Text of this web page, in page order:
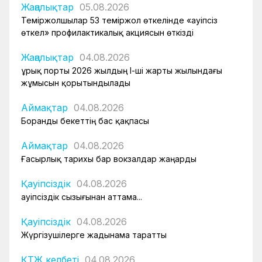
Жаңалықтар 05.08.2026
Теміржолшылар 53 теміржол өткелінде «Қауіпсіз
өткел» профилактикалық акциясын өткізді
Жаңалықтар 04.08.2026
Құрық порты 2026 жылдың І-ші жарты жылындағы
жұмысын қорытындылады
Аймақтар 04.08.2026
Боранды бекеттің бас қақпасы
Аймақтар 04.08.2026
Ғасырлық тарихы бар вокзалдар жаңарды
Қауіпсіздік 04.08.2026
Қауіпсіздік сызығынан аттама...
Қауіпсіздік 04.08.2026
Жүргізушілерге жадынама таратты